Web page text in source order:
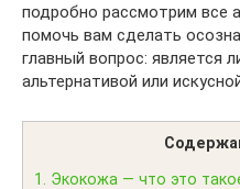
подробно рассмотрим все
помочь вам сделать
главный вопрос: является
альтернативой или
1.
Экокожа — что это